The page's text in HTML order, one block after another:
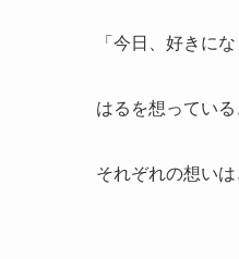
「今日、好きに
はるを想ってい
それぞれの想いは